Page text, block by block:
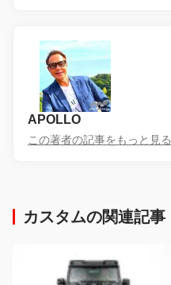
APOLLO
この著者の記事をもっと見る
カスタムの関連記事